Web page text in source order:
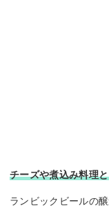
チーズや煮込み料理
ランビックビールの